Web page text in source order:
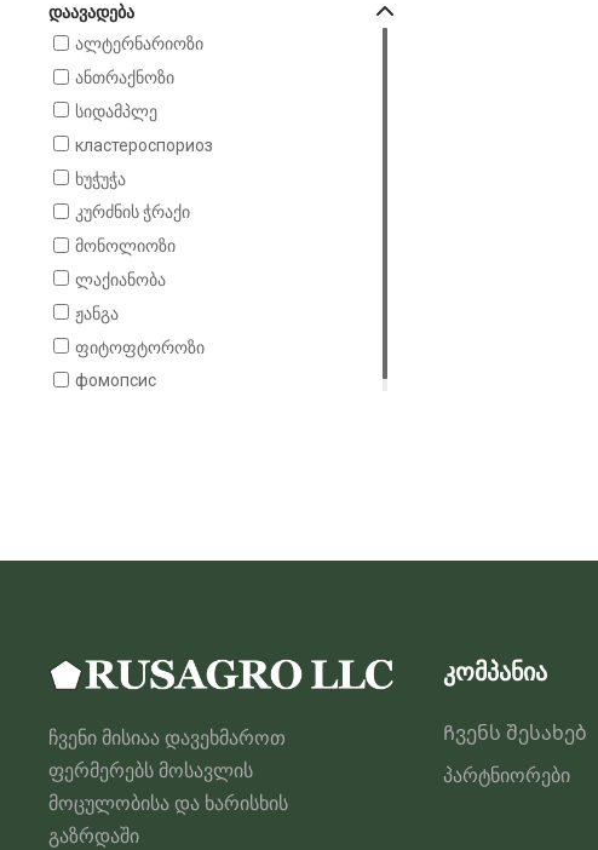
ციტრუსი
ბალი
миндаль
чеснок
ყურძენი
ალუბალი
კარტოფილი
ჟოლო
ვაშლი
ᲓᲐᲐᲕᲐᲓᲔᲑᲐ
ალტერნარიოზი
ანთრაქნოზი
სიდამპლე
кластероспориоз
ხუჭუჭა
კურძნის ჭრაქი
მონოლიოზი
ლაქიანობა
ჟანგა
ფიტოფტოროზი
фомопсис
ჩვენი მისიაა დავეხმაროთ
ფერმერებს მოსავლის
მოცულობისა და ხარისხის
გაზრდაში
კომპანია
Ჩვენს შესახებ
პარტნიორები